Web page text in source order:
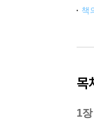
책
목
1